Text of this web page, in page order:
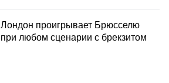
Лондон проигрывает Брюсселю
при любом сценарии с брекзитом